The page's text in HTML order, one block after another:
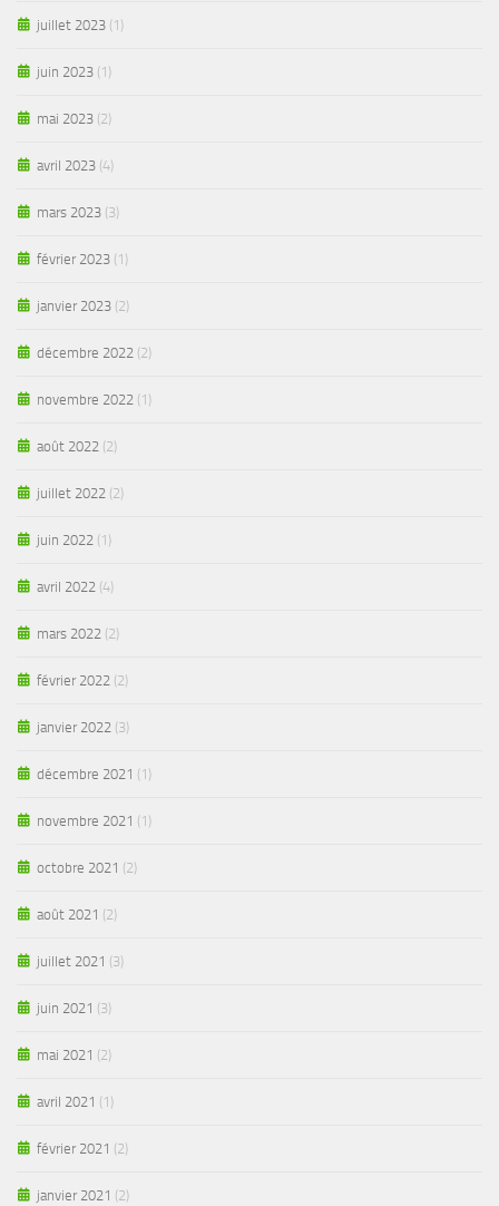
juillet 2023 (1)
juin 2023 (1)
mai 2023 (2)
avril 2023 (4)
mars 2023 (3)
février 2023 (1)
janvier 2023 (2)
décembre 2022 (2)
novembre 2022 (1)
août 2022 (2)
juillet 2022 (2)
juin 2022 (1)
avril 2022 (4)
mars 2022 (2)
février 2022 (2)
janvier 2022 (3)
décembre 2021 (1)
novembre 2021 (1)
octobre 2021 (2)
août 2021 (2)
juillet 2021 (3)
juin 2021 (3)
mai 2021 (2)
avril 2021 (1)
février 2021 (2)
janvier 2021 (2)